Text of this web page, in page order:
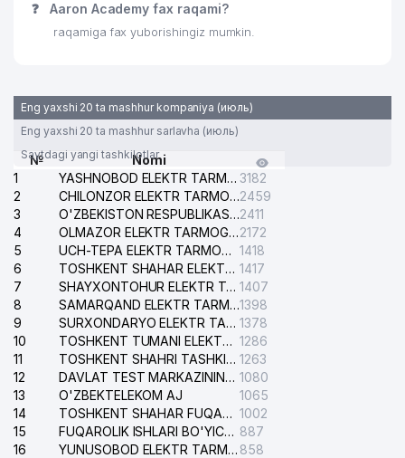
❓ Aaron Academy fax raqami?
raqamiga fax yuborishingiz mumkin.
Eng yaxshi 20 ta mashhur kompaniya (июль)
Eng yaxshi 20 ta mashhur sarlavha (июль)
Saytdagi yangi tashkilotlar
№
Nomi
1
YASHNOBOD ELEKTR TARMOG'I NOSOZLIKLARI XIZMATI 3182
2
CHILONZOR ELEKTR TARMOG'I NOSOZLIK XIZMATI2459
3
O'ZBEKISTON RESPUBLIKASI BOSH PROKURATURASI ISHONCH TELEFONI2411
4
OLMAZOR ELEKTR TARMOG'I NOSOZLIKLARI XIZMATI2172
5
UCH-TEPA ELEKTR TARMOG'I NOSOZLIKLARI XIZMATI 1418
6
TOSHKENT SHAHAR ELEKTR TARMOQLARI KORXONASI AJ 1417
7
SHAYXONTOHUR ELEKTR TARMOG'I NOSOZLIKLARINI TUZATISH XIZMATI 1407
8
SAMARQAND ELEKTR TARMOQLARI AJ1398
9
SURXONDARYO ELEKTR TARMOQLARI AJ 1378
10
TOSHKENT TUMANI ELEKTR TARMOG'I AVARIYA XIZMATI 1286
11
TOSHKENT SHAHRI TASHKILOT TELEFONLARI HAQIDA MA'LUMOT BYUROSI 1263
12
DAVLAT TEST MARKAZINING ISHONCH TELEFONLARI 1080
13
O'ZBEKTELEKOM AJ
1065
14
TOSHKENT SHAHAR FUQAROLIK ISHLARI BO'YICHA SUDI 1002
15
FUQAROLIK ISHLARI BO'YICHA YAKKASAROY TUMANLARARO SUDI 887
16
YUNUSOBOD ELEKTR TARMOG'I NOSOZLIKLARI XIZMATI 858